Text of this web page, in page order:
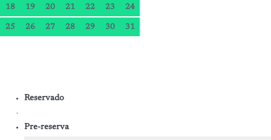
18 19 20 21 22 23 24
25 26 27 28 29 30 31
Reservado
Pre-reserva